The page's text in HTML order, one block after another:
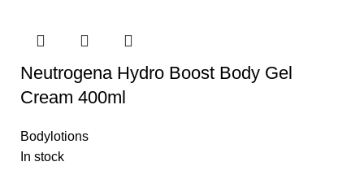
Neutrogena Hydro Boost Body Gel
Cream 400ml
Bodylotions
In stock